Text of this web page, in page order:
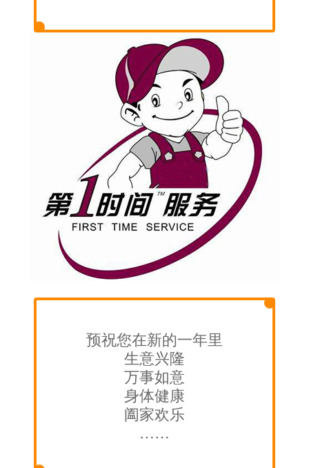
预祝您在新的一年里
生意兴隆
万事如意
身体健康
阖家欢乐
……